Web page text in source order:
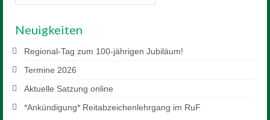
Neuigkeiten
Regional-Tag zum 100-jährigen Jubiläum!
Termine 2026
Aktuelle Satzung online
*Ankündigung* Reitabzeichenlehrgang im RuF